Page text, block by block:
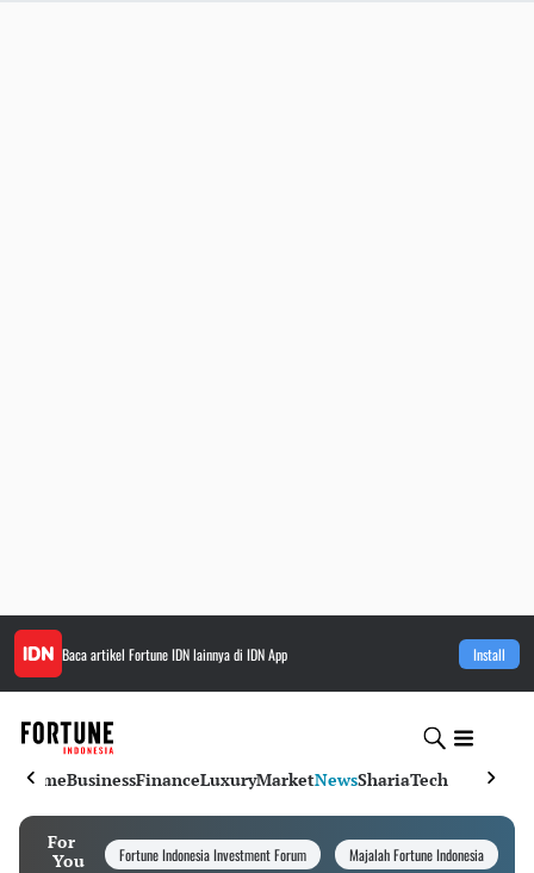
Baca artikel Fortune IDNlainnya di IDN App Install
HomeBusinessFinanceLuxuryMarketNewsShariaTech
For
You
Fortune Indonesia Investment Forum Majalah Fortune Indonesia